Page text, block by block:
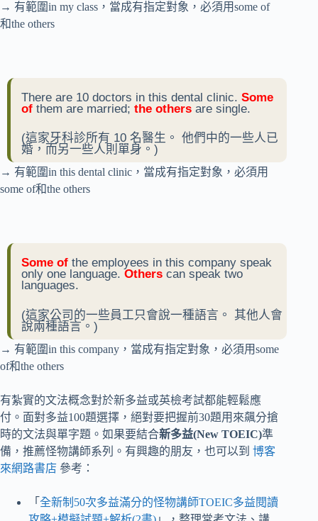
→ 有範圍in my class，當成有指定對象，必須用some of
和the others
There are 10 doctors in this dental clinic. Some
of them are married; the others are single.
(這家牙科診所有 10 名醫生。 他們中的一些人已
婚，而另一些人則單身。)
→ 有範圍in this dental clinic，當成有指定對象，必須用
some of和the others
Some of the employees in this company speak
only one language. Others can speak two
languages.
(這家公司的一些員工只會說一種語言。 其他人會
說兩種語言。)
→ 有範圍in this company，當成有指定對象，必須用some
of和the others
有紮實的文法概念對於新多益或英檢考試都能輕鬆應
付。面對多益100題選擇，絕對要把握前30題用來飆分搶
時的文法與單字題。如果要結合新多益(New TOEIC)準
備，推薦怪物講師系列。有興趣的朋友，也可以到 博客
來網路書店 參考：
「 全新制50次多益滿分的怪物講師TOEIC多益閱讀